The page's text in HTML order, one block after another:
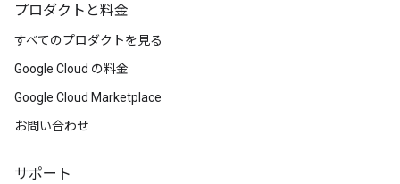
プロダクトと料金
すべてのプロダクトを見る
Google Cloud の料金
Google Cloud Marketplace
お問い合わせ
サポート